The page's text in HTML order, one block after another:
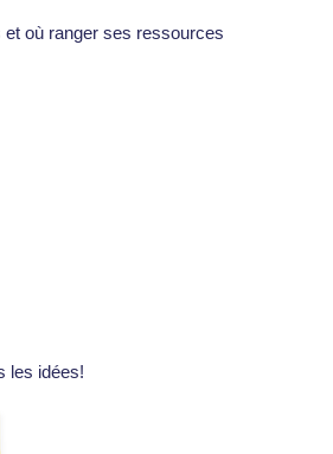
où ranger ses ressources
les idées!